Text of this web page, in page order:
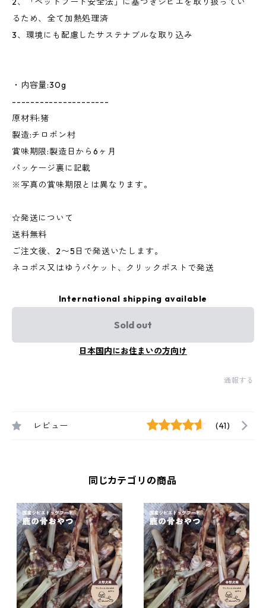
るため、全て加熱処理済
3、環境にも配慮したサステナブルな取り込み
・内容量:30g
---------------------
原材料:猪
製造:チロポン村
賞味期限:製造日から6ヶ月
パッケージ裏に記載
※写真の賞味期限とは異なります。
☆発送について
送料無料
ご注文後、2〜5日で発送いたします。
ネコポス又はゆうパケット、クリックポストで発送
International shipping available
Sold out
日本国内にお住まいの方向け
通報する
レビュー (41)
同じカテゴリの商品